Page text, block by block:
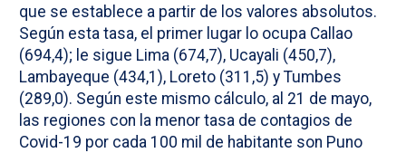
que se establece a partir de los valores absolutos.
Según esta tasa, el primer lugar lo ocupa Callao
(694,4); le sigue Lima (674,7), Ucayali (450,7),
Lambayeque (434,1), Loreto (311,5) y Tumbes
(289,0). Según este mismo cálculo, al 21 de mayo,
las regiones con la menor tasa de contagios de
Covid-19 por cada 100 mil de habitante son Puno